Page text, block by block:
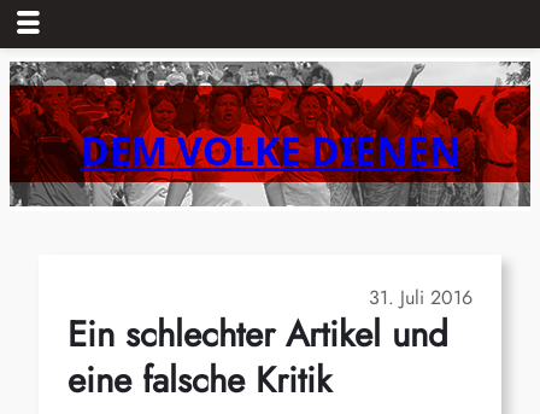
Zum
Inhalt
springenDEM VOLKE DIENEN
31. Juli 2016
Ein schlechter Artikel und
eine falsche Kritik